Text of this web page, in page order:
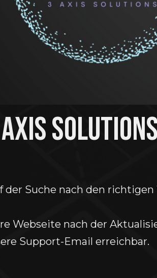
Solutions
der Suche nach den richtigen
Webseite nach der
Support-Email erreichbar.